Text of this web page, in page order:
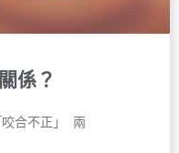
係？
合不正」 󠀠 兩